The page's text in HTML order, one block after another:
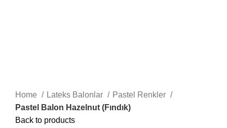
Home Lateks Balonlar
Pastel Renkler
Pastel Balon Hazelnut (Fındık)
Back to products